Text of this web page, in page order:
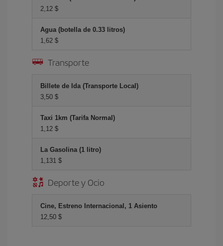
2,12 $
Agua (botella de 0.33 litros)
1,62 $
Transporte
Billete de Ida (Transporte Local)
3,50 $
Taxi 1km (Tarifa Normal)
1,12 $
La Gasolina (1 litro)
1,131 $
Deporte y Ocio
Cine, Estreno Internacional, 1 Asiento
12,50 $